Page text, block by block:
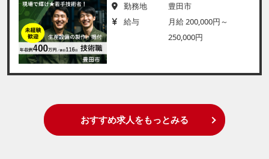
勤務地
豊田市
給与
月給 200,000円～
250,000円
おすすめ求人をもっとみる